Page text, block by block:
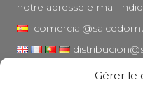
Gérer le
notre adresse e-mail
1, rue Arturo San Juan